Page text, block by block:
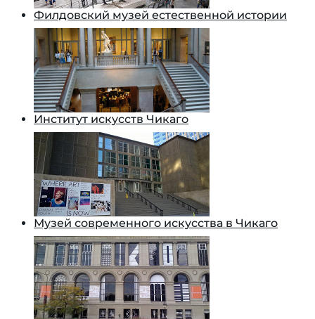
Филдовский музей естественной истории
Институт искусств Чикаго
Музей современного искусства в Чикаго